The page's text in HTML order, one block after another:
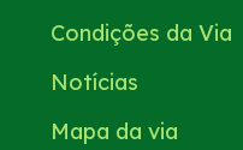
Condições da Via
Notícias
Mapa da via